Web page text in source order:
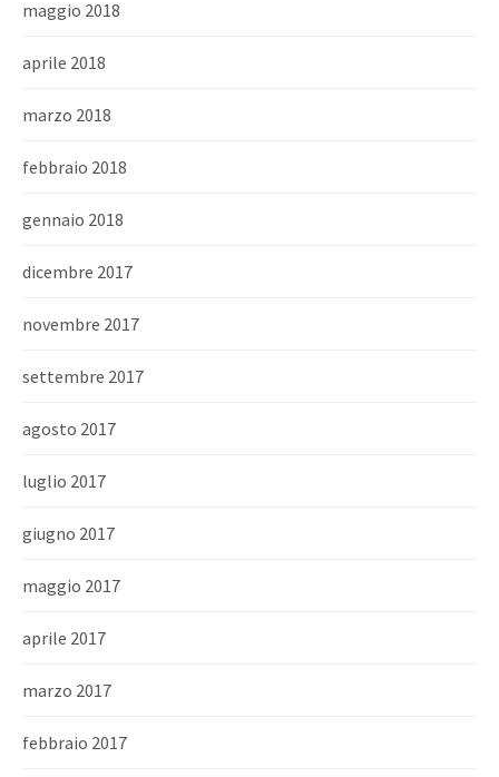
maggio 2018
aprile 2018
marzo 2018
febbraio 2018
gennaio 2018
dicembre 2017
novembre 2017
settembre 2017
agosto 2017
luglio 2017
giugno 2017
maggio 2017
aprile 2017
marzo 2017
febbraio 2017